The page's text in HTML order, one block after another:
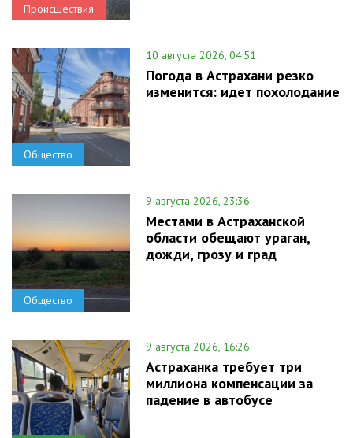
Происшествия
Общество
10 августа 2026, 04:51
Погода в Астрахани резко
изменится: идет похолодание
Общество
9 августа 2026, 23:36
Местами в Астраханской
области обещают ураган,
дожди, грозу и град
9 августа 2026, 16:26
Астраханка требует три
миллиона компенсации за
падение в автобусе